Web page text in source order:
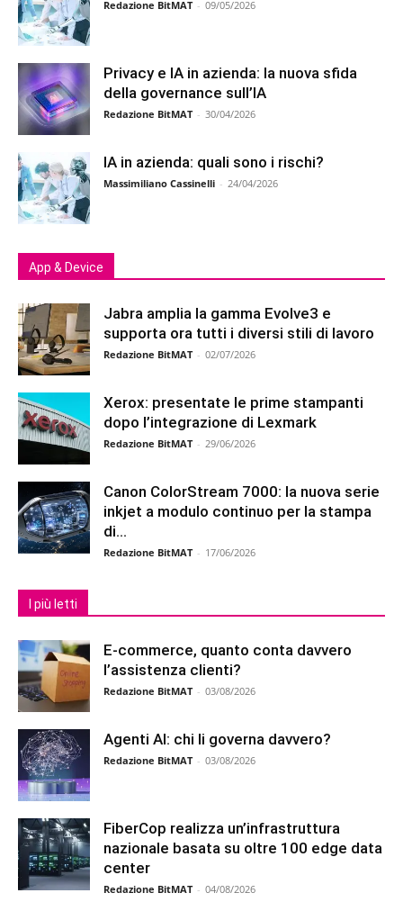
Redazione BitMAT - 09/05/2026
Privacy e IA in azienda: la nuova sfida
della governance sull’IA
Redazione BitMAT - 30/04/2026
IA in azienda: quali sono i rischi?
Massimiliano Cassinelli - 24/04/2026
App & Device
Jabra amplia la gamma Evolve3 e
supporta ora tutti i diversi stili di lavoro
Redazione BitMAT - 02/07/2026
Xerox: presentate le prime stampanti
dopo l’integrazione di Lexmark
Redazione BitMAT - 29/06/2026
Canon ColorStream 7000: la nuova serie
inkjet a modulo continuo per la stampa
di...
Redazione BitMAT - 17/06/2026
I più letti
E-commerce, quanto conta davvero
l’assistenza clienti?
Redazione BitMAT - 03/08/2026
Agenti AI: chi li governa davvero?
Redazione BitMAT - 03/08/2026
FiberCop realizza un’infrastruttura
nazionale basata su oltre 100 edge data
center
Redazione BitMAT - 04/08/2026